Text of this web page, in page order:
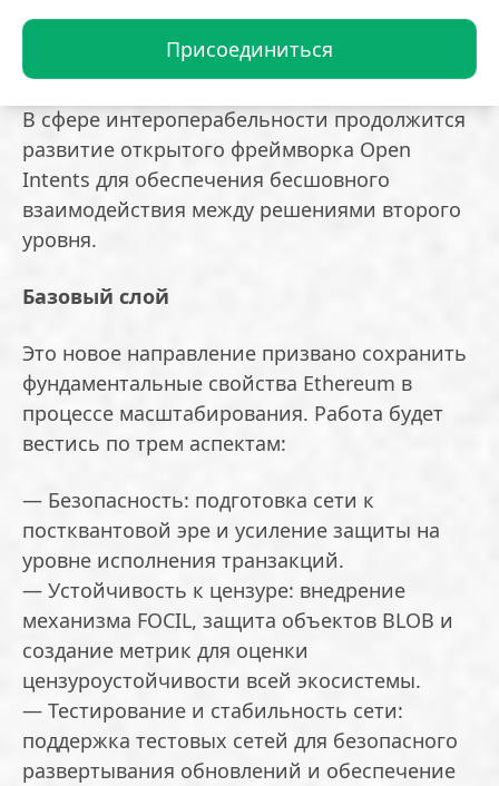
Присоединиться
временем отказаться от устаревшего
механизма аутентификации ECDSA.
В сфере интероперабельности продолжится
развитие открытого фреймворка Open
Intents для обеспечения бесшовного
взаимодействия между решениями второго
уровня.
Базовый слой
Это новое направление призвано сохранить
фундаментальные свойства Ethereum в
процессе масштабирования. Работа будет
вестись по трем аспектам:
— Безопасность: подготовка сети к
постквантовой эре и усиление защиты на
уровне исполнения транзакций.
— Устойчивость к цензуре: внедрение
механизма FOCIL, защита объектов BLOB и
создание метрик для оценки
цензуроустойчивости всей экосистемы.
— Тестирование и стабильность сети:
поддержка тестовых сетей для безопасного
развертывания обновлений и обеспечение